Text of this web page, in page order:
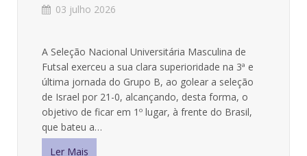
03 julho 2026
A Seleção Nacional Universitária Masculina de
Futsal exerceu a sua clara superioridade na 3ª e
última jornada do Grupo B, ao golear a seleção
de Israel por 21-0, alcançando, desta forma, o
objetivo de ficar em 1º lugar, à frente do Brasil,
que bateu a…
Ler Mais